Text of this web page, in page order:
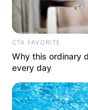
Váratlan
Németh
Birkózó
CTA FAVORITE
Why this ordinary
every day